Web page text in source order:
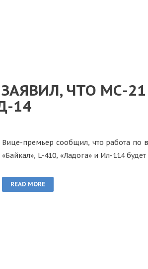
ЧТО МС-
14
Вице-премьер сообщил, что работа по
«Байкал», L-410, «Ладога» и Ил-114
READ MORE